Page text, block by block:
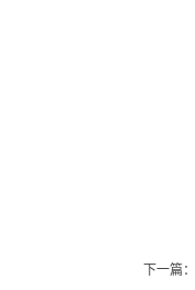
下一篇：